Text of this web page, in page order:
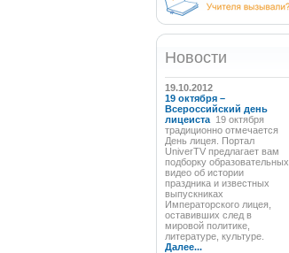
Новости
19.10.2012
19 октября –
Всероссийский день
лицеиста 19 октября
традиционно отмечается
День лицея. Портал
UniverTV предлагает вам
подборку образовательных
видео об истории
праздника и известных
выпускниках
Императорского лицея,
оставивших след в
мировой политике,
литературе, культуре.
Далее...